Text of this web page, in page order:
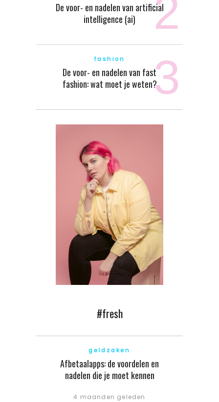
De voor- en nadelen van artificial
intelligence (ai)
fashion
De voor- en nadelen van fast
fashion: wat moet je weten?
#fresh
geldzaken
Afbetaalapps: de voordelen en
nadelen die je moet kennen
4 maanden geleden